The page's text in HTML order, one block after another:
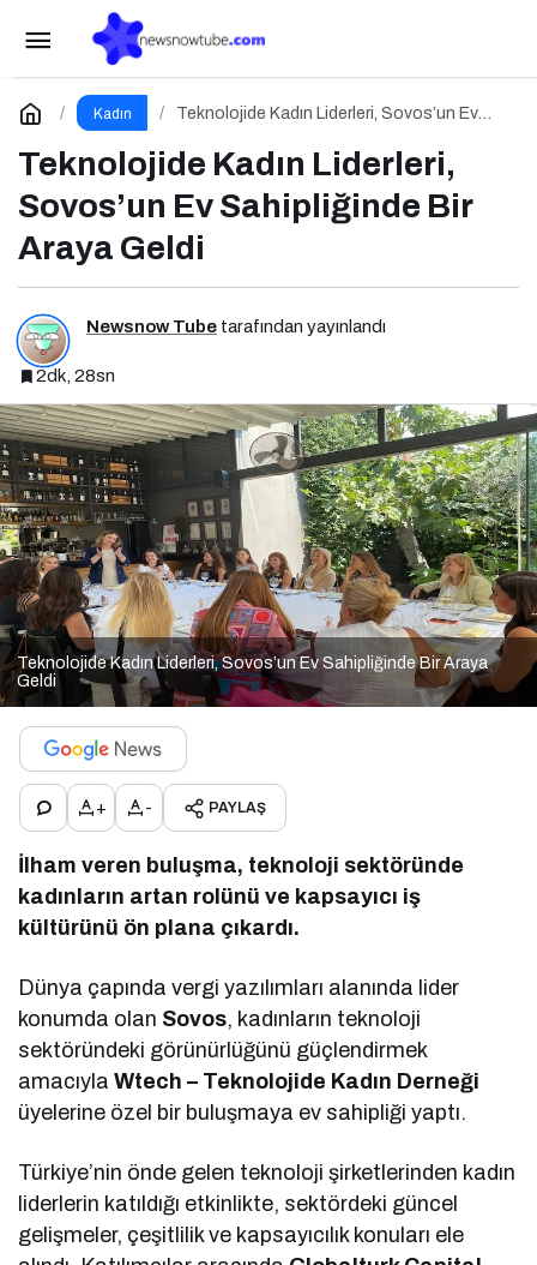
Kadın
Teknolojide Kadın Liderleri, Sovos’un Ev
Teknolojide Kadın Liderleri,
Sovos’un Ev Sahipliğinde Bir
Araya Geldi
Newsnow Tube tarafından yayınlandı
2dk, 28sn
Teknolojide Kadın Liderleri, Sovos’un Ev Sahipliğinde Bir Araya
Geldi
+ - PAYLAŞ
İlham veren buluşma, teknoloji sektöründe
kadınların artan rolünü ve kapsayıcı iş
kültürünü ön plana çıkardı.
Dünya çapında vergi yazılımları alanında lider
konumda olan Sovos, kadınların teknoloji
sektöründeki görünürlüğünü güçlendirmek
amacıylaWtech – Teknolojide Kadın Derneği
üyelerine özel bir buluşmaya ev sahipliği yaptı.
Türkiye’nin önde gelen teknoloji şirketlerinden kadın
liderlerin katıldığı etkinlikte, sektördeki güncel
gelişmeler, çeşitlilik ve kapsayıcılık konuları ele
Teknolojide Kadın Liderleri, Sovos’un Ev
Sahipliğinde Bir Araya Geldi
Yorum Yap